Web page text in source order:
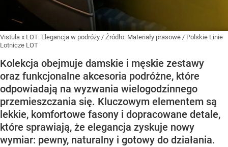
Vistula x LOT: Elegancja w podróży / Źródło: Materiały prasowe / Polskie Linie
Lotnicze LOT
Kolekcja obejmuje damskie i męskie zestawy
oraz funkcjonalne akcesoria podróżne, które
odpowiadają na wyzwania wielogodzinnego
przemieszczania się. Kluczowym elementem są
lekkie, komfortowe fasony i dopracowane detale,
które sprawiają, że elegancja zyskuje nowy
wymiar: pewny, naturalny i gotowy do działania.